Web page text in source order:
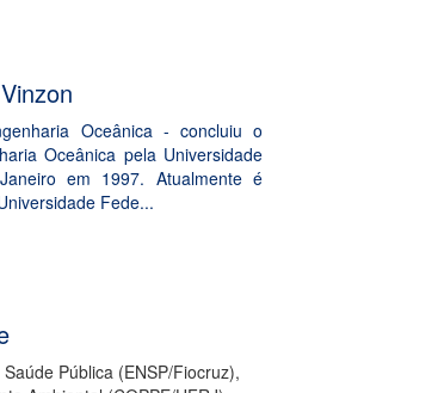
Oceânica - concluiu o
Oceânica pela Universidade
em 1997. Atualmente é
Fede...
Pública (ENSP/Fiocruz),